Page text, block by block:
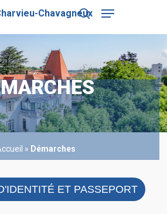
search
Menu
» Démarches
ET PASSEPORT
Close